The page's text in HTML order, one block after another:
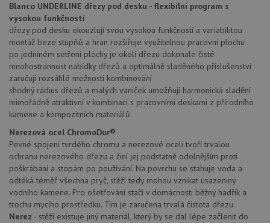
Blanco UNDERLINE dřezy pod desku - flexibilní program s
vysokou funkčností
dřezy pod desku okouzlují svou vysokou funkčností a variabilitou
montáž beze stupňů a hran rozšiřuje využitelnou pracovní plochu
po jedniném setření plochy je okolí dřezu dokonale čisté
mnohostrannost nabídky dřezů a optimálně sladěného příslušenství
zaručují rozsáhlé možnosti kombinování
shodný rádius dřezů a malých vaniček umožňují harmonická sladění
mimořádně atraktivní v kombinaci s pracovními deskami z přírodního
kamene a kompozitních materiálů
Nerezová ocel ChromoDur®
Pevné spojení tvrdého chromu a nerezové oceli tvoří trvalou
ochranu nerezového dřezu a činí jej podstatně odolnějším proti
poškrábání a stopám po používání. Na povrchu se stahuje voda a
odtéká téměř všechna pryč, stěží tedy mohou vznikat usazeniny
vodního kamene. Pro ošetřování stačí v domácnosti běžný hadřík a
trochu mycího prostředku. Tím je zaručena trvalá čistota dřezu.
Nerez - stěží existuje jiný materiál, který by se dal lépe začlenit do
(ALB).
sid
CookieScriptConsent
CookieScript
5 měsíců
zásadách ochrany soukromí společnosti Google